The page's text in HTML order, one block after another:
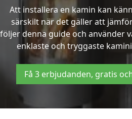
Att installera en kamin kan
särskilt när det gäller att
följer denna guide och använder
enklaste och tryggaste
Få 3 erbjudanden, gratis